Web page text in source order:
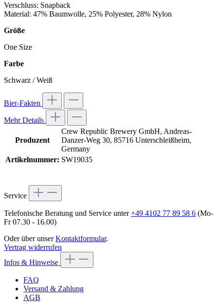
Verschluss: Snapback
Material: 47% Baumwolle, 25% Polyester, 28% Nylon
Größe
One Size
Farbe
Schwarz / Weiß
Bier-Fakten
Mehr Details
Produzent
Crew Republic Brewery GmbH, Andreas-
Danzer-Weg 30, 85716 Unterschleißheim,
Germany
Artikelnummer: SW19035
Service
Telefonische Beratung und Service unter+49 4102 77 89 58 6 (Mo-
Fr 07.30 - 16.00)
Oder über unserKontaktformular.
Vertrag widerrufen
Infos & Hinweise
FAQ
Versand & Zahlung
AGB